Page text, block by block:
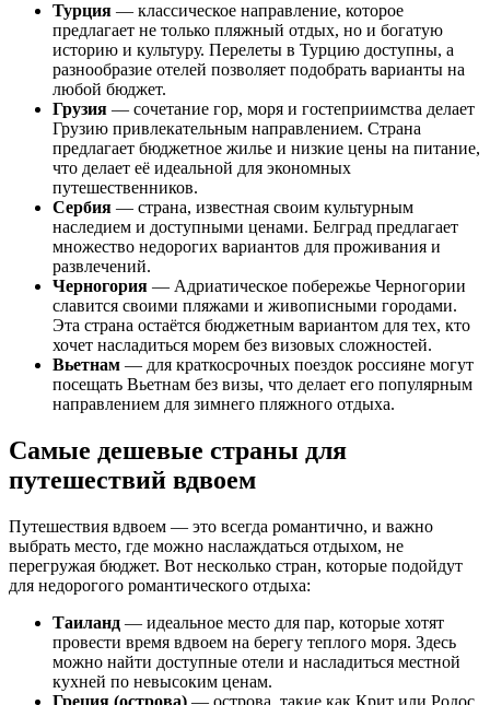
Турция — классическое направление, которое
предлагает не только пляжный отдых, но и богатую
историю и культуру. Перелеты в Турцию доступны, а
разнообразие отелей позволяет подобрать варианты на
любой бюджет.
Грузия — сочетание гор, моря и гостеприимства делает
Грузию привлекательным направлением. Страна
предлагает бюджетное жилье и низкие цены на питание,
что делает её идеальной для экономных
путешественников.
Сербия — страна, известная своим культурным
наследием и доступными ценами. Белград предлагает
множество недорогих вариантов для проживания и
развлечений.
Черногория — Адриатическое побережье Черногории
славится своими пляжами и живописными городами.
Эта страна остаётся бюджетным вариантом для тех, кто
хочет насладиться морем без визовых сложностей.
Вьетнам — для краткосрочных поездок россияне могут
посещать Вьетнам без визы, что делает его популярным
направлением для зимнего пляжного отдыха.
Самые дешевые страны для
путешествий вдвоем
Путешествия вдвоем — это всегда романтично, и важно
выбрать место, где можно наслаждаться отдыхом, не
перегружая бюджет. Вот несколько стран, которые подойдут
для недорогого романтического отдыха:
Таиланд — идеальное место для пар, которые хотят
провести время вдвоем на берегу теплого моря. Здесь
можно найти доступные отели и насладиться местной
кухней по невысоким ценам.
Греция (острова) — острова, такие как Крит или Родос,